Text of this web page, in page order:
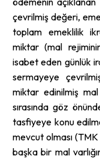
çevrilmiş değeri,
toplam emeklilik
miktar (mal
isabet eden günlük
sermayeye
miktar edinilmiş
sırasında göz
tasfiyeye konu
mevcut olması
başka bir mal